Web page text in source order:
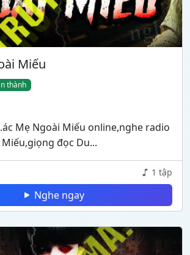
Miếu
thành
Mẹ Ngoài Miếu online,nghe radio
đọc Du...
1 tập
Nghe ngay